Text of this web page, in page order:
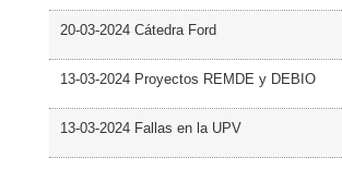
20-03-2024 Cátedra Ford
13-03-2024 Proyectos REMDE y DEBIO
13-03-2024 Fallas en la UPV